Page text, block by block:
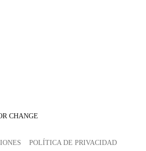
CHANGE
POLÍTICA DE PRIVACIDAD